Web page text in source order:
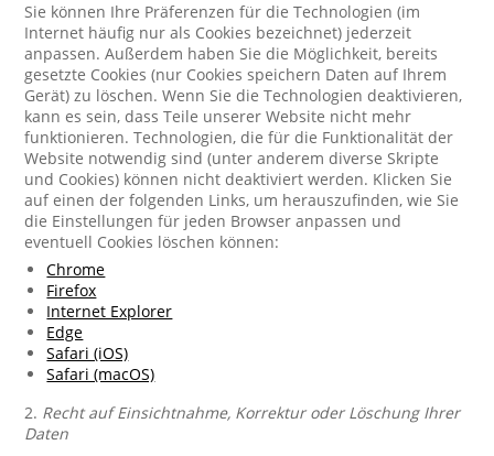
Sie können Ihre Präferenzen für die Technologien (im
Internet häufig nur als Cookies bezeichnet) jederzeit
anpassen. Außerdem haben Sie die Möglichkeit, bereits
gesetzte Cookies (nur Cookies speichern Daten auf Ihrem
Gerät) zu löschen. Wenn Sie die Technologien deaktivieren,
kann es sein, dass Teile unserer Website nicht mehr
funktionieren. Technologien, die für die Funktionalität der
Website notwendig sind (unter anderem diverse Skripte
und Cookies) können nicht deaktiviert werden. Klicken Sie
auf einen der folgenden Links, um herauszufinden, wie Sie
die Einstellungen für jeden Browser anpassen und
eventuell Cookies löschen können:
Chrome
Firefox
Internet Explorer
Edge
Safari (iOS)
Safari (macOS)
2. Recht auf Einsichtnahme, Korrektur oder Löschung Ihrer
Daten